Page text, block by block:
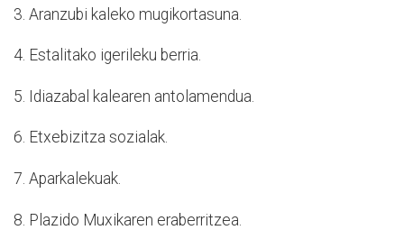
3. Aranzubi kaleko mugikortasuna.
4. Estalitako igerileku berria.
5. Idiazabal kalearen antolamendua.
6. Etxebizitza sozialak.
7. Aparkalekuak.
8. Plazido Muxikaren eraberritzea.